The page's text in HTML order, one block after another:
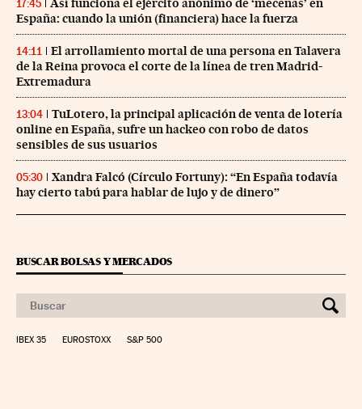
17:45
Así funciona el ejército anónimo de ‘mecenas’ en
España: cuando la unión (financiera) hace la fuerza
14:11
El arrollamiento mortal de una persona en Talavera
de la Reina provoca el corte de la línea de tren Madrid-
Extremadura
13:04
TuLotero, la principal aplicación de venta de lotería
online en España, sufre un hackeo con robo de datos
sensibles de sus usuarios
05:30
Xandra Falcó (Círculo Fortuny): “En España todavía
hay cierto tabú para hablar de lujo y de dinero”
BUSCAR BOLSAS Y MERCADOS
IBEX 35 EUROSTOXX S&P 500